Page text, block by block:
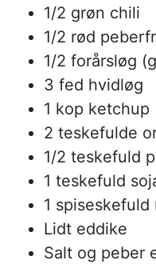
1/2 grøn chili
1/2 rød
1/2 forårsløg
3 fed hvidløg
1 kop ketchup
2 teskefulde
1/2 teskefuld
1 teskefuld
1 spiseskefuld
Lidt eddike
Salt og peber